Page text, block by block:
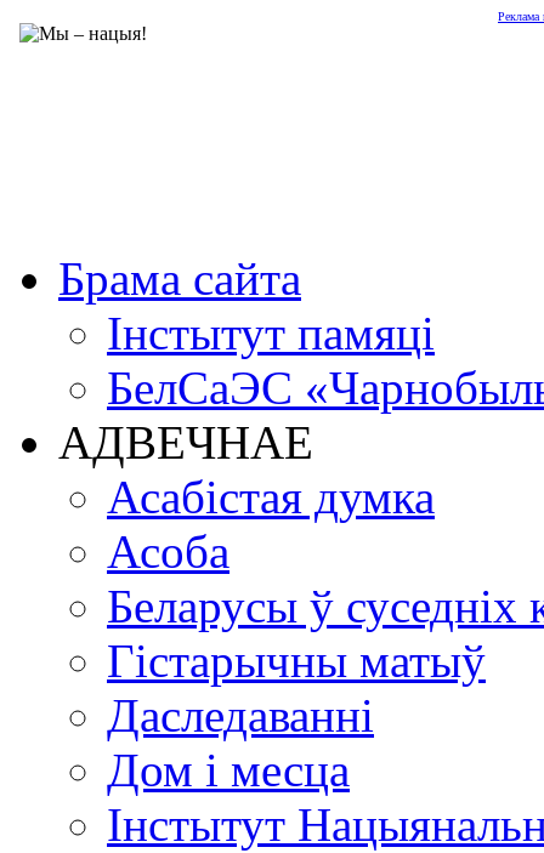
Реклама
Брама сайта
Інстытут памяці
БелСаЭС
АДВЕЧНАЕ
Асабістая думка
Асоба
Беларусы ў суседніх
Гістарычны матыў
Даследаванні
Дом і месца
Інстытут